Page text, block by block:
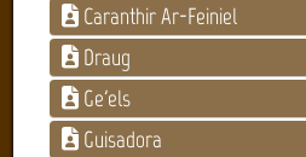
Caranthir Ar-Feiniel
Draug
Ge'els
Guisadora